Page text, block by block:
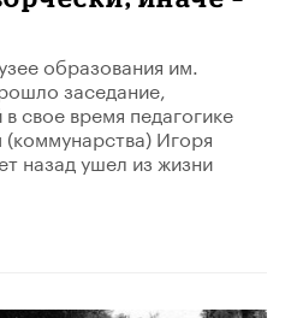
образования им.
заседание,
свое время педагогике
Игоря
назад ушел из жизни